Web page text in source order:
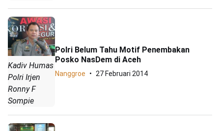
Kadiv Humas
Polri Irjen
Ronny F
Sompie
Polri Belum Tahu Motif Penembakan
Posko NasDem di Aceh
Nanggroe 27 Februari 2014